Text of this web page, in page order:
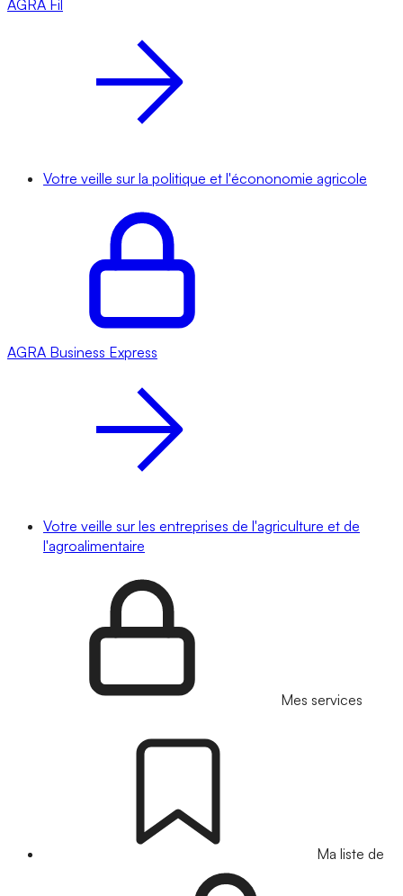
AGRA Fil
Votre veille sur la politique et l'écononomie agricole
AGRA Business Express
Votre veille sur les entreprises de l'agriculture et de
l'agroalimentaire
Mes services
Ma liste de